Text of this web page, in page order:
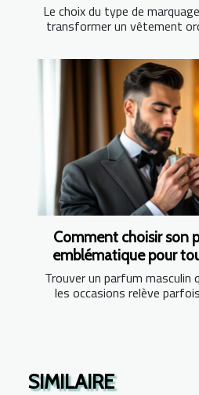
Le choix du type de
transformer un vêtement
Comment choisir son
emblématique pour
Trouver un parfum
les occasions relève
SIMILAIRE